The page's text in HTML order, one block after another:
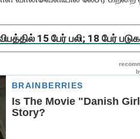
15 பேர் பலி; 18 பேர்